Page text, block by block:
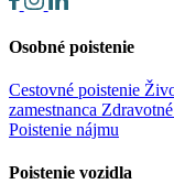
Osobné poistenie
Cestovné poistenie
zamestnanca
Poistenie nájmu
Poistenie vozidla